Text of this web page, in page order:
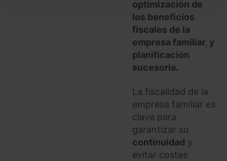
seleccionar solo aquellas que quieras permitir en tu
navegador. Si no seleccionas ninguna utilizaremos
las que sean indispensables para la navegación.
Saber más acerca de las cookies
optimización de
los beneficios
fiscales de la
empresa familiar, y
planificación
sucesoria.
La fiscalidad de la
empresa familiar es
clave para
garantizar su
continuidad y
evitar costes